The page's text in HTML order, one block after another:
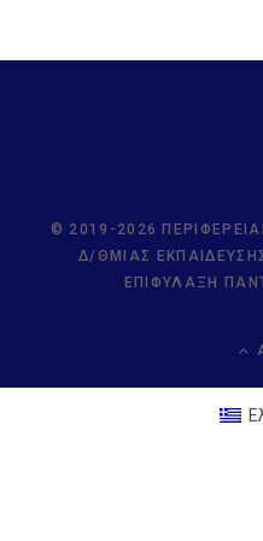
© 2019-2026
Δ/ΘΜΙΑΣ
ΕΠΙΦΎΛΑΞΗ